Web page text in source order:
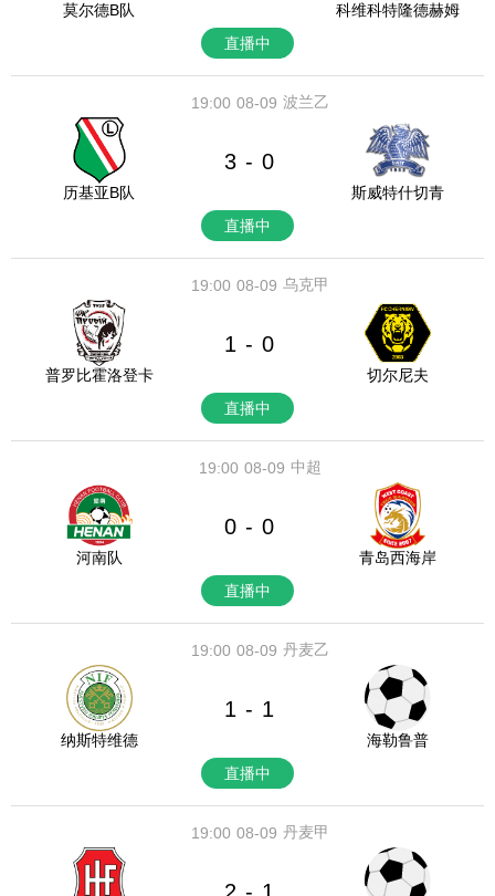
莫尔德B队
科维科特隆德赫姆
直播中
08-09
19:00 波兰乙
历基亚B队
3 - 0
斯威特什切青
直播中
08-09
19:00 乌克甲
普罗比霍洛登卡
1 - 0
切尔尼夫
直播中
08-09
19:00 中超
河南队
0 - 0
青岛西海岸
直播中
08-09
19:00 丹麦乙
纳斯特维德
1 - 1
海勒鲁普
直播中
08-09
19:00 丹麦甲
2 1